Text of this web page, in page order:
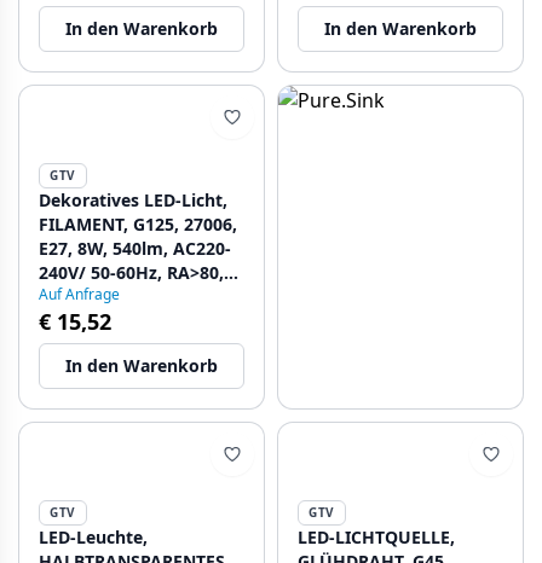
In den Warenkorb In den Warenkorb
GTV
Dekoratives LED-Licht,
FILAMENT, G125, 27006,
E27, 8W, 540lm, AC220-
240V/ 50-60Hz, RA>80,
360° 1208962766 - Set
mit 2
Auf Anfrage
€ 15,52
In den Warenkorb
GTV
LED-Leuchte,
GTV
LED-LICHTQUELLE,